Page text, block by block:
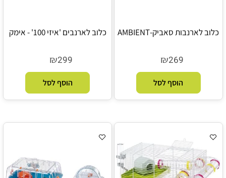
כלוב לארנבות סאביק-AMBIENT
₪269
הוסף לסל
כלוב לארנבים 'איזי 100' - אימק
₪299
הוסף לסל